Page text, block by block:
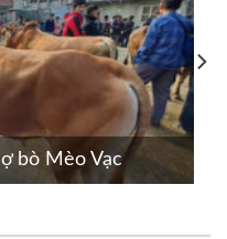
bò Mèo Vạc